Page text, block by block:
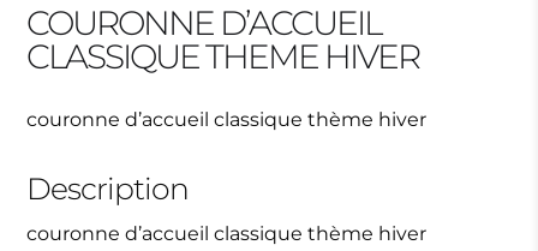
COURONNE D’ACCUEIL
CLASSIQUE THEME HIVER
couronne d’accueil classique thème hiver
Description
couronne d’accueil classique thème hiver